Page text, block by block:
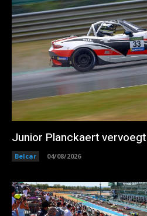
Junior Planckaert
Belcar 04/08/2026